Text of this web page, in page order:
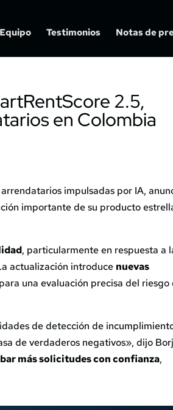
Equipo Testimonios Notas de
2.5,
en Colombia
impulsadas por IA,
importante de su producto
, particularmente en respuesta a
actualización introduce nuevas
una evaluación precisa del riesgo
de detección de
de verdaderos negativos», dijo
más solicitudes con confianza,